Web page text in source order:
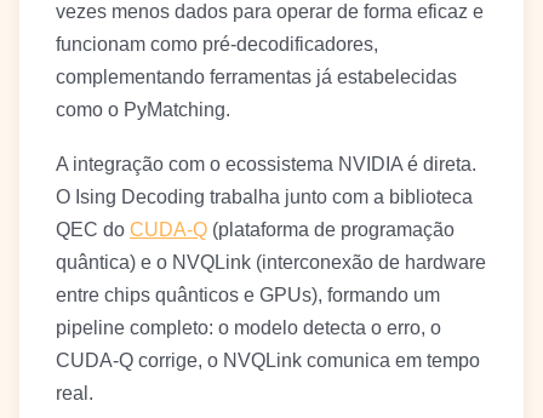
vezes menos dados para operar de forma eficaz e
funcionam como pré-decodificadores,
complementando ferramentas já estabelecidas
como o PyMatching.
A integração com o ecossistema NVIDIA é direta.
O Ising Decoding trabalha junto com a biblioteca
QEC do CUDA-Q (plataforma de programação
quântica) e o NVQLink (interconexão de hardware
entre chips quânticos e GPUs), formando um
pipeline completo: o modelo detecta o erro, o
CUDA-Q corrige, o NVQLink comunica em tempo
real.